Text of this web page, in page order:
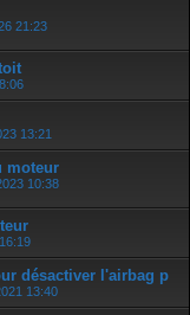
21:23
13:21
moteur
10:38
désactiver l'airbag p
13:40